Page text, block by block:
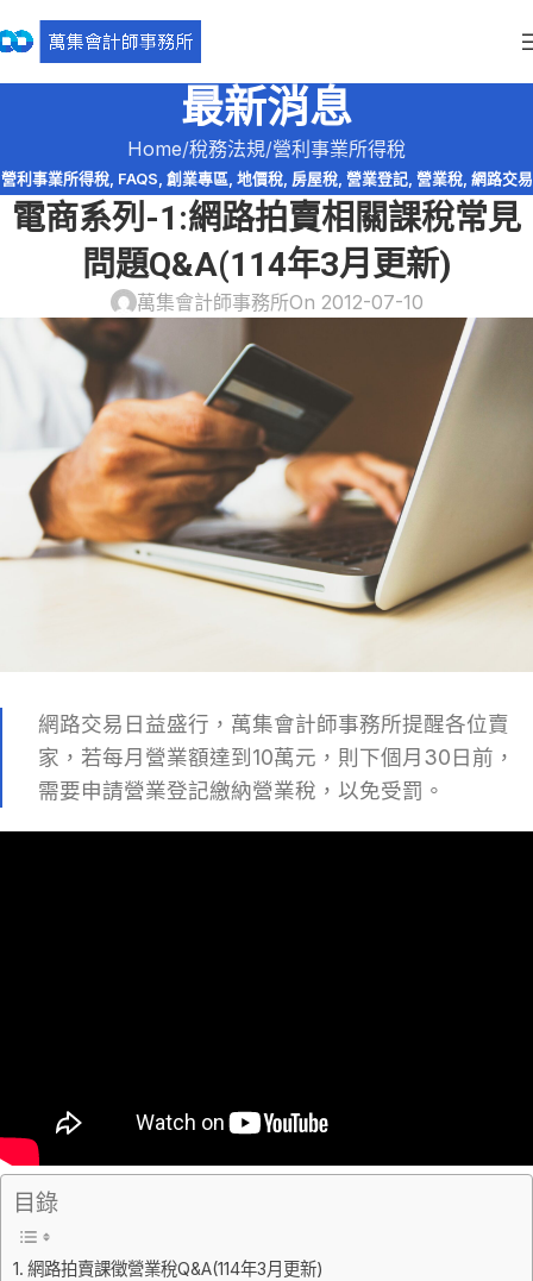
最新消息
Home 稅務法規 營利事業所得稅
營利事業所得稅, FAQS, 創業專區, 地價稅, 房屋稅, 營業登記, 營業稅, 網路交易
課稅,網路拍賣,網路購物, 自用住宅,自用住宅用地,電商系列,電子商務
電商系列-1:網路拍賣相關課稅常見
問題Q&A(114年3月更新)
萬集會計師事務所On 2012-07-10
網路交易日益盛行，萬集會計師事務所提醒各位賣
家，若每月營業額達到10萬元，則下個月30日前，
需要申請營業登記繳納營業稅，以免受罰。
目錄
網路拍賣課徵營業稅Q&A(114年3月更新)